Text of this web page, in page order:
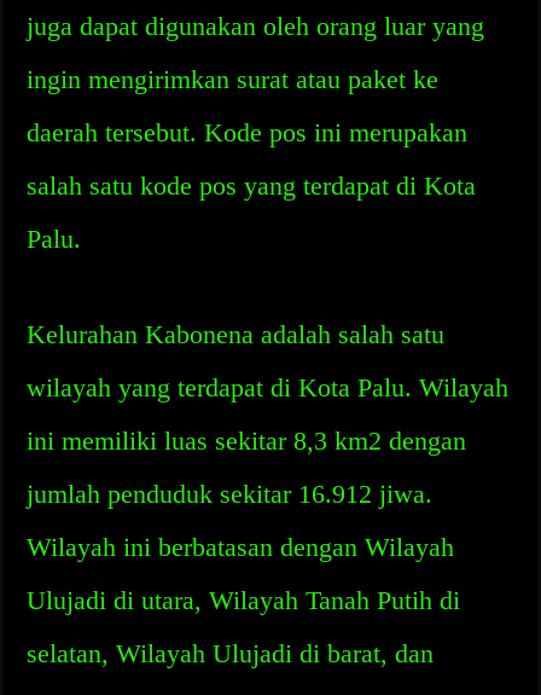
juga dapat digunakan oleh orang luar yang
ingin mengirimkan surat atau paket ke
daerah tersebut. Kode pos ini merupakan
salah satu kode pos yang terdapat di Kota
Palu.
Kelurahan Kabonena adalah salah satu
wilayah yang terdapat di Kota Palu. Wilayah
ini memiliki luas sekitar 8,3 km2 dengan
jumlah penduduk sekitar 16.912 jiwa.
Wilayah ini berbatasan dengan Wilayah
Ulujadi di utara, Wilayah Tanah Putih di
selatan, Wilayah Ulujadi di barat, dan